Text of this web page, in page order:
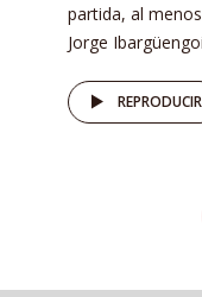
partida, al
Jorge
REPRODUCIR